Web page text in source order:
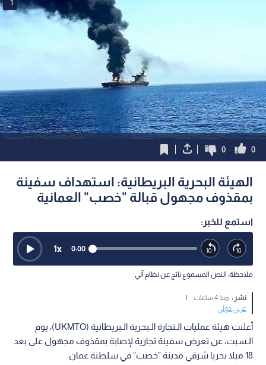
1
0
0
الهيئة البحرية البريطانية: استهداف سفينة
بمقذوف مجهول قبالة "خصب" العمانية
استمع للخبر:
0:00
1x
ملاحظة: النص المسموع ناتج عن نظام آلي
نشر : منذ 4 ساعات
|
عربي دولي
أعلنت هيئة عمليات الـتجارة الـبحرية الـبريطانية (UKMTO)، يوم
الـسبت، عن تعرض سفينة تجارية لإصابة بمقذوف مجهول على بعد
18 ميلا بحريا شرقي مدينة "خصب" في سلطنة عمان.